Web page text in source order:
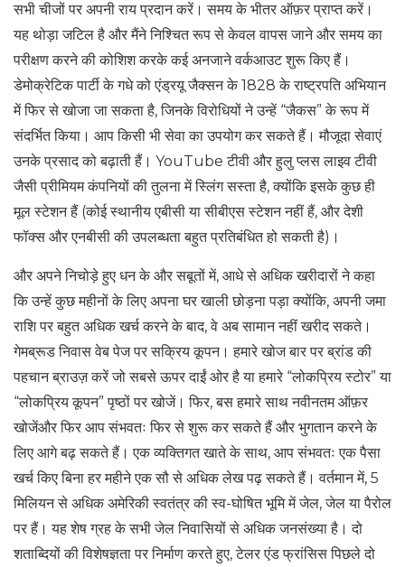
सभी चीजों पर अपनी राय प्रदान करें। समय के भीतर ऑफ़र प्राप्त करें।
यह थोड़ा जटिल है और मैंने निश्चित रूप से केवल वापस जाने और समय का
परीक्षण करने की कोशिश करके कई अनजाने वर्कआउट शुरू किए हैं।
डेमोक्रेटिक पार्टी के गधे को एंड्रयू जैक्सन के 1828 के राष्ट्रपति अभियान
में फिर से खोजा जा सकता है, जिनके विरोधियों ने उन्हें “जैकस” के रूप में
संदर्भित किया। आप किसी भी सेवा का उपयोग कर सकते हैं। मौजूदा सेवाएं
उनके प्रसाद को बढ़ाती हैं। YouTube टीवी और हुलु प्लस लाइव टीवी
जैसी प्रीमियम कंपनियों की तुलना में स्लिंग सस्ता है, क्योंकि इसके कुछ ही
मूल स्टेशन हैं (कोई स्थानीय एबीसी या सीबीएस स्टेशन नहीं हैं, और देशी
फॉक्स और एनबीसी की उपलब्धता बहुत प्रतिबंधित हो सकती है)।
और अपने निचोड़े हुए धन के और सबूतों में, आधे से अधिक खरीदारों ने कहा
कि उन्हें कुछ महीनों के लिए अपना घर खाली छोड़ना पड़ा क्योंकि, अपनी जमा
राशि पर बहुत अधिक खर्च करने के बाद, वे अब सामान नहीं खरीद सकते।
गेमब्रूड निवास वेब पेज पर सक्रिय कूपन। हमारे खोज बार पर ब्रांड की
पहचान ब्राउज़ करें जो सबसे ऊपर दाईं ओर है या हमारे “लोकप्रिय स्टोर” या
“लोकप्रिय कूपन” पृष्ठों पर खोजें। फिर, बस हमारे साथ नवीनतम ऑफ़र
खोजेंऔर फिर आप संभवतः फिर से शुरू कर सकते हैं और भुगतान करने के
लिए आगे बढ़ सकते हैं। एक व्यक्तिगत खाते के साथ, आप संभवतः एक पैसा
खर्च किए बिना हर महीने एक सौ से अधिक लेख पढ़ सकते हैं। वर्तमान में, 5
मिलियन से अधिक अमेरिकी स्वतंत्र की स्व-घोषित भूमि में जेल, जेल या पैरोल
पर हैं। यह शेष ग्रह के सभी जेल निवासियों से अधिक जनसंख्या है। दो
शताब्दियों की विशेषज्ञता पर निर्माण करते हुए, टेलर एंड फ्रांसिस पिछले दो